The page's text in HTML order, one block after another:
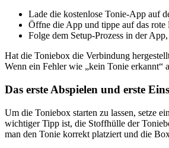
Lade die kostenlose Tonie-App auf
Öffne die App und tippe auf das rote
Folge dem Setup-Prozess in der
Hat die Toniebox die Verbindung
Wenn ein Fehler wie „kein Tonie erkannt“
Das erste Abspielen und erste
Um die Toniebox starten zu lassen, setze
wichtiger Tipp ist, die Stoffhülle der
man den Tonie korrekt platziert und die